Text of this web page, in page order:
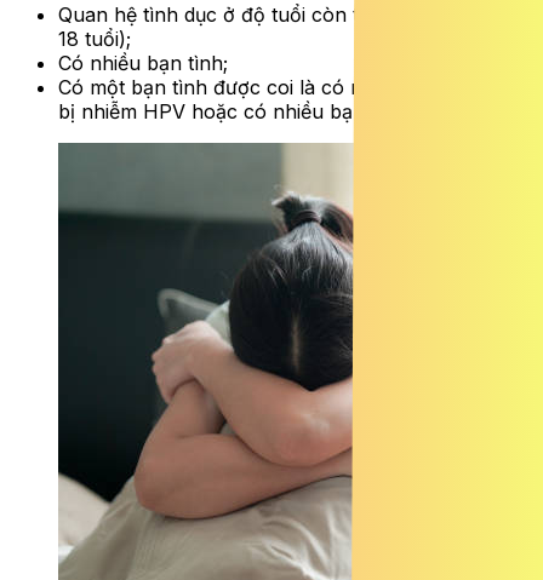
Quan hệ tình dục ở độ tuổi còn trẻ (đặc biệt là dưới
18 tuổi);
Có nhiều bạn tình;
Có một bạn tình được coi là có nguy cơ cao (người
bị nhiễm HPV hoặc có nhiều bạn tình)…